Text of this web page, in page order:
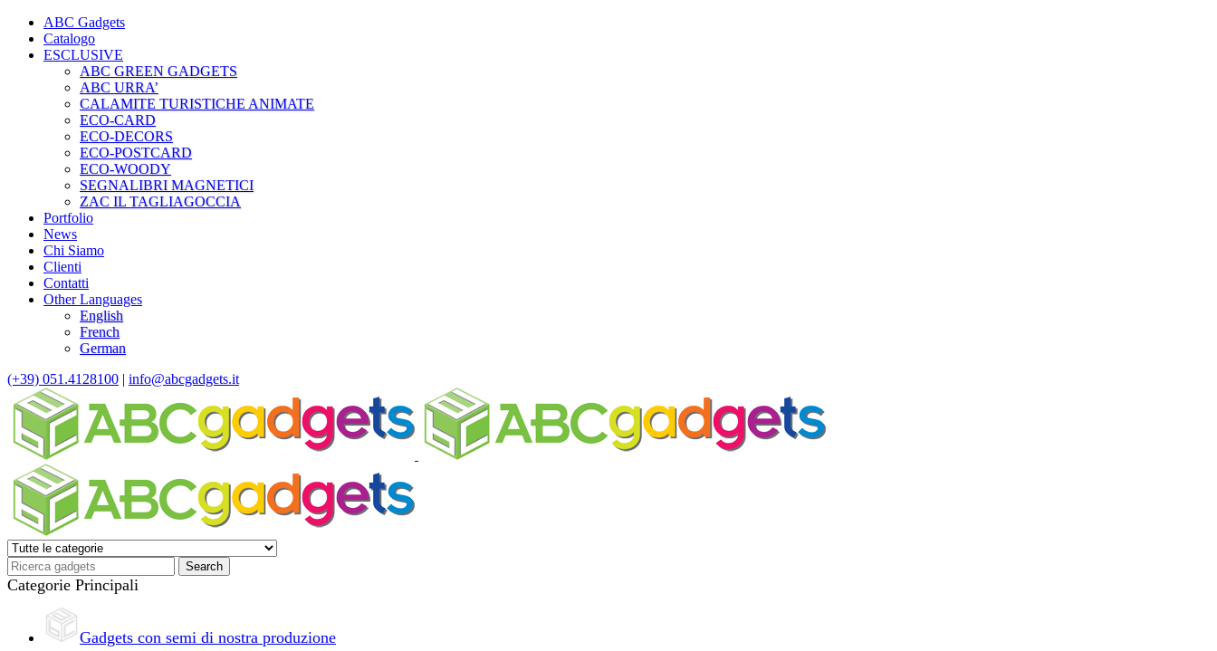
ABC Gadgets
Catalogo
ESCLUSIVE
ABC GREEN GADGETS
ABC URRA’
CALAMITE TURISTICHE ANIMATE
ECO-CARD
ECO-DECORS
ECO-POSTCARD
ECO-WOODY
SEGNALIBRI MAGNETICI
ZAC IL TAGLIAGOCCIA
Portfolio
News
Chi Siamo
Clienti
Contatti
Other Languages
English
French
German
(+39) 051.4128100 | info@abcgadgets.it
Categorie Principali
Gadgets con semi di nostra produzione